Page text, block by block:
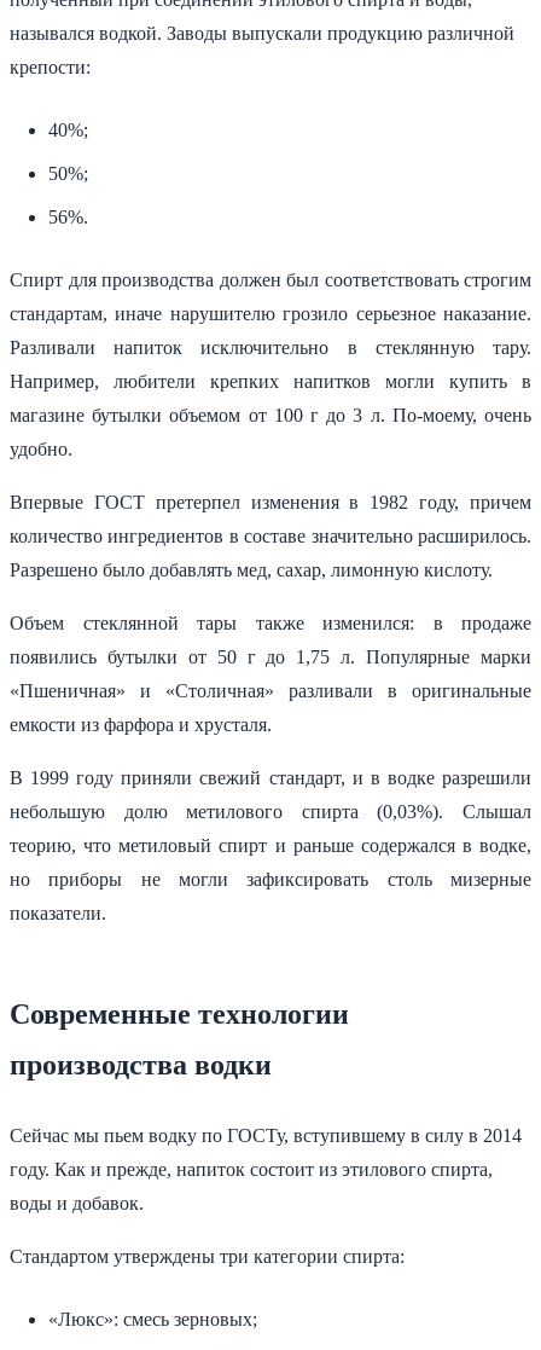
назывался водкой. Заводы выпускали продукцию различной
крепости:
40%;
50%;
56%.
Спирт для производства должен был соответствовать строгим
стандартам, иначе нарушителю грозило серьезное наказание.
Разливали напиток исключительно в стеклянную тару.
Например, любители крепких напитков могли купить в
магазине бутылки объемом от 100 г до 3 л. По-моему, очень
удобно.
Впервые ГОСТ претерпел изменения в 1982 году, причем
количество ингредиентов в составе значительно расширилось.
Разрешено было добавлять мед, сахар, лимонную кислоту.
Объем стеклянной тары также изменился: в продаже
появились бутылки от 50 г до 1,75 л. Популярные марки
«Пшеничная» и «Столичная» разливали в оригинальные
емкости из фарфора и хрусталя.
В 1999 году приняли свежий стандарт, и в водке разрешили
небольшую долю метилового спирта (0,03%). Слышал
теорию, что метиловый спирт и раньше содержался в водке,
но приборы не могли зафиксировать столь мизерные
показатели.
Современные технологии
производства водки
Сейчас мы пьем водку по ГОСТу, вступившему в силу в 2014
году. Как и прежде, напиток состоит из этилового спирта,
воды и добавок.
Стандартом утверждены три категории спирта:
«Люкс»: смесь зерновых;